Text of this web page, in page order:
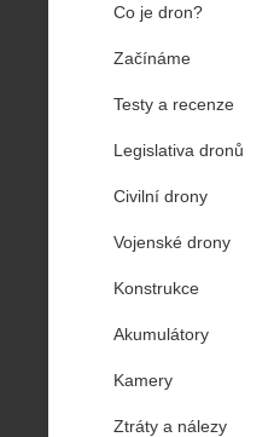
Co je dron?
Začínáme
Testy a recenze
Legislativa dronů
Civilní drony
Vojenské drony
Konstrukce
Akumulátory
Kamery
Ztráty a nálezy